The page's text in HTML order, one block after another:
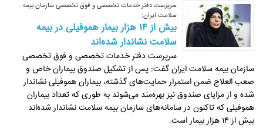
سرپرست دفتر خدمات تخصصی و فوق تخصصی سازمان بیمه
سلامت ایران:
بیش از ۱۴ هزار بیمار هموفیلی در بیمه
سلامت نشاندار شده‌اند
سرپرست دفتر خدمات تخصصی و فوق تخصصی
سازمان بیمه سلامت ایران گفت: پس از تشکیل صندوق بیماران خاص و
صعب العلاج ضمن استمرار حمایت‌های گذشته، بیماران هموفیلی نشاندار
شده و از مزایای صندوق نیز بهره‌مند می‌شوند به طوری که تعداد بیماران
هموفیلی که تاکنون در سامانه‌های سازمان بیمه سلامت نشاندار شده‌اند
بیش از ۱۴ هزار بیمار است.